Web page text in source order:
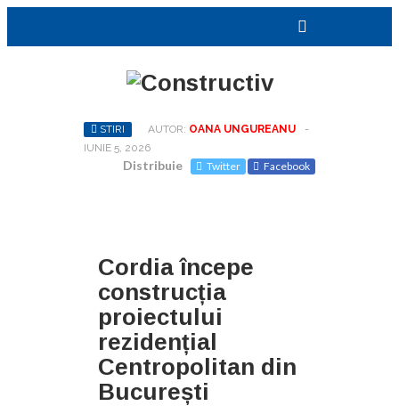
STIRI AUTOR: OANA UNGUREANU
-
IUNIE 5, 2026
Distribuie Twitter Facebook
Cordia începe
construcția
proiectului
rezidențial
Centropolitan din
București